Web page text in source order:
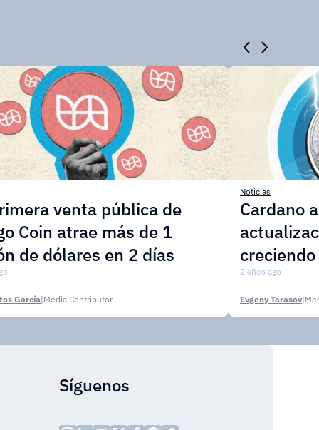
venta pública de
Coin atrae más de 1
de dólares en 2 días
García|Media Contributor
Noticias
Cardano
2 años ago
Evgeny Tarasov|
Síguenos